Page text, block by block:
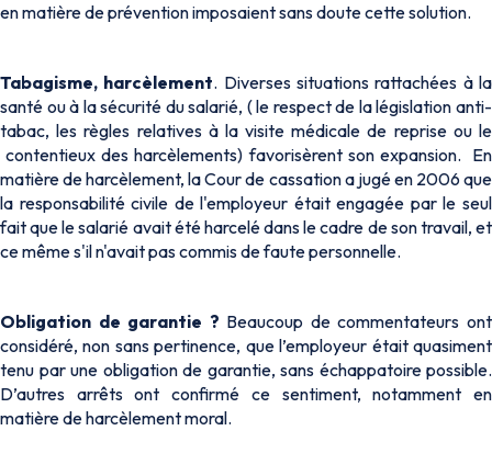
en matière de prévention imposaient sans doute cette solution.
Tabagisme, harcèlement. Diverses situations rattachées à la
santé ou à la sécurité du salarié, ( le respect de la législation anti-
tabac, les règles relatives à la visite médicale de reprise ou le
contentieux des harcèlements) favorisèrent son expansion. En
matière de harcèlement, la Cour de cassation a jugé en 2006 que
la responsabilité civile de l'employeur était engagée par le seul
fait que le salarié avait été harcelé dans le cadre de son travail, et
ce même s'il n'avait pas commis de faute personnelle.
Obligation de garantie ? Beaucoup de commentateurs ont
considéré, non sans pertinence, que l’employeur était quasiment
tenu par une obligation de garantie, sans échappatoire possible.
D’autres arrêts ont confirmé ce sentiment, notamment en
matière de harcèlement moral.